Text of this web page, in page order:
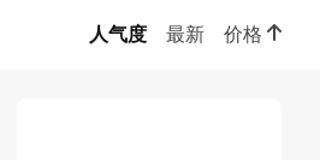
人气度 最新 价格